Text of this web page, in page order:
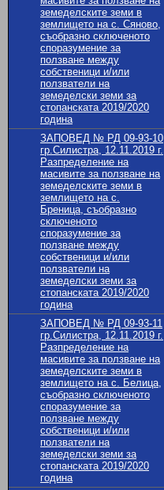
земеделските земи в
землището на с. Сяново,
съобразно сключеното
споразумение за
ползване между
собственици и/или
ползватели на
земеделски земи за
стопанската 2019/2020
година
ЗАПОВЕД № РД 09-93-10
гр.Силистра, 12.11.2019 г.
Разпределение на
масивите за ползване на
земеделските земи в
землището на с.
Бреница, съобразно
сключеното
споразумение за
ползване между
собственици и/или
ползватели на
земеделски земи за
стопанската 2019/2020
година
ЗАПОВЕД № РД 09-93-11
гр.Силистра, 12.11.2019 г.
Разпределение на
масивите за ползване на
земеделските земи в
землището на с. Белица,
съобразно сключеното
споразумение за
ползване между
собственици и/или
ползватели на
земеделски земи за
стопанската 2019/2020
година